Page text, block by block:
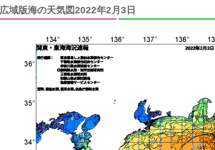
広域版海の天気図2022年2月3日